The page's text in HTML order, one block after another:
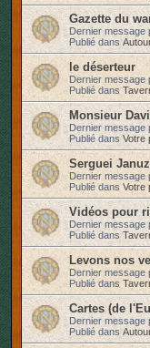
Gazette du
Dernier message
Publié dans
le déserteur
Dernier message
Publié dans
Monsieur
Dernier message
Publié dans Votre
Serguei
Dernier message
Publié dans Votre
Vidéos pour
Dernier message
Publié dans
Levons nos
Dernier message
Publié dans
Cartes (de
Dernier message
Publié dans